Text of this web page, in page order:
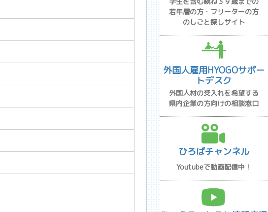
若年層の方・フリーターの方
のしごと探しサイト
外国人雇用HYOGOサポー
トデスク
外国人材の受入れを希望する
県内企業の方向けの相談窓口
ひろばチャンネル
Youtubeで動画配信中！